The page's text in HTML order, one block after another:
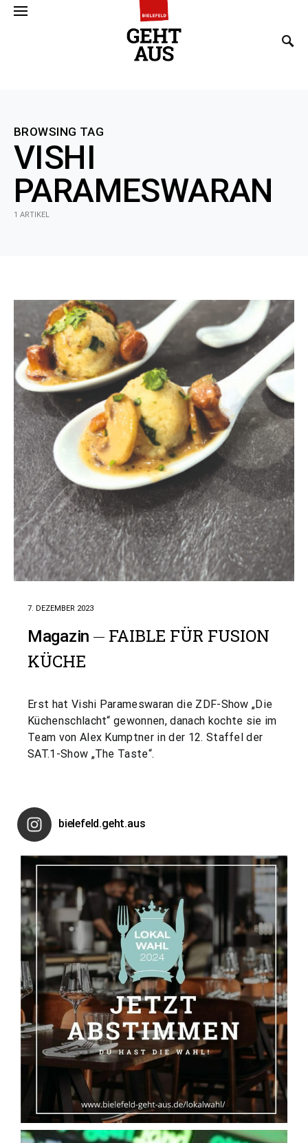
BROWSING TAG
VISHI
PARAMESWARAN
1 ARTIKEL
7. DEZEMBER 2023
Magazin
FAIBLE FÜR FUSION
KÜCHE
Erst hat Vishi Parameswaran die ZDF-Show „Die
Küchenschlacht“ gewonnen, danach kochte sie im
Team von Alex Kumptner in der 12. Staffel der
SAT.1-Show „The Taste“.
bielefeld.geht.aus